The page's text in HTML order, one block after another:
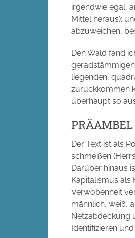
irgendwie egal,
Mittel heraus);
abzuweichen,
Den Wald fand
liegenden,
zurückkommen
überhaupt so
Der Text ist als
schmeißen
Darüber hinaus
Kapitalismus als
Verwobenheit
männlich, weiß,
Netzabdeckung
Identifizieren